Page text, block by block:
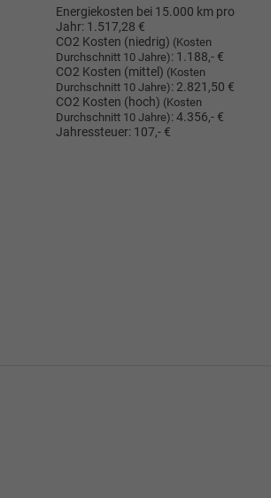
Energiekosten bei 15.000 km pro
Jahr: 1.517,28 €
CO2 Kosten (niedrig) (Kosten
Durchschnitt 10 Jahre): 1.188,- €
CO2 Kosten (mittel) (Kosten
Durchschnitt 10 Jahre): 2.821,50 €
CO2 Kosten (hoch) (Kosten
Durchschnitt 10 Jahre):4.356,- €
Jahressteuer: 107,- €